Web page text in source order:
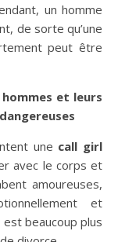
un homme
de sorte qu’une
peut être
et leurs
une call girl
avec le corps et
amoureuses,
et
beaucoup plus